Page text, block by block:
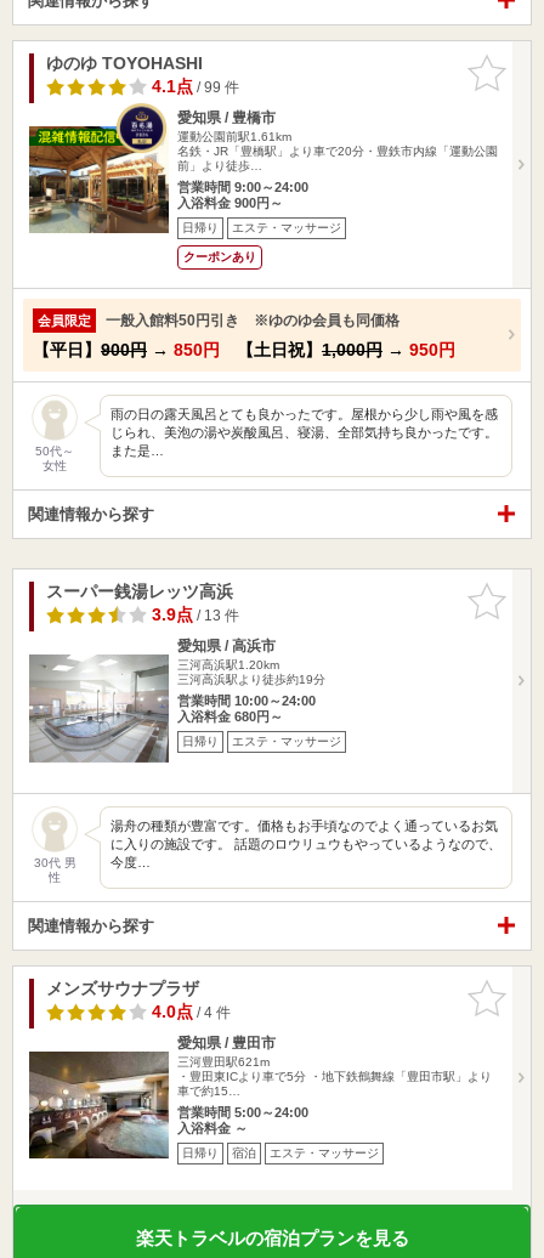
お気に入
りに追加
ゆのゆ TOYOHASHI
4.1点/ 99 件
愛知県 / 豊橋市
運動公園前駅1.61km
名鉄・JR「豊橋駅」より車で20分・豊鉄市内線「運動公園
前」より徒歩…
営業時間 9:00～24:00
入浴料金 900円～
日帰り エステ・マッサージ
クーポンあり
会員限定 一般入館料50円引き ※ゆのゆ会員も同価格
【平日】 900円 → 850円 【土日祝】 1,000円 → 950円
50代～
女性
雨の日の露天風呂とても良かったです。屋根から少し雨や風を感
じられ、美泡の湯や炭酸風呂、寝湯、全部気持ち良かったです。
また是…
関連情報から探す
お気に入
りに追加
スーパー銭湯レッツ高浜
3.9点/ 13 件
愛知県 / 高浜市
三河高浜駅1.20km
三河高浜駅より徒歩約19分
営業時間 10:00～24:00
入浴料金 680円～
日帰り エステ・マッサージ
30代 男
性
湯舟の種類が豊富です。価格もお手頃なのでよく通っているお気
に入りの施設です。 話題のロウリュウもやっているようなので、
今度…
関連情報から探す
お気に入
りに追加
メンズサウナプラザ
4.0点/ 4 件
愛知県 / 豊田市
三河豊田駅621m
・豊田東ICより車で5分 ・地下鉄鶴舞線「豊田市駅」より
車で約15…
営業時間 5:00～24:00
入浴料金 ～
日帰り 宿泊 エステ・マッサージ
楽天トラベルの宿泊プランを見る